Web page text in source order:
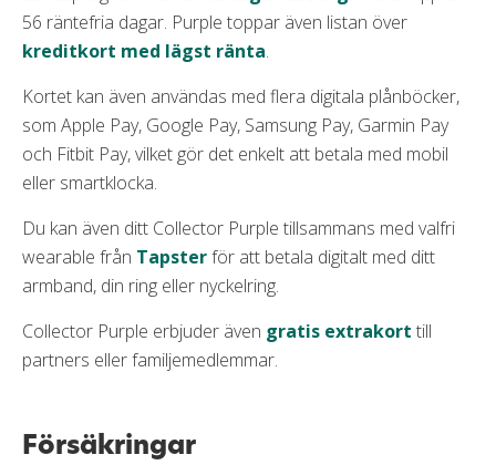
56 räntefria dagar. Purple toppar även listan över
kreditkort med lägst ränta.
Kortet kan även användas med flera digitala plånböcker,
som Apple Pay, Google Pay, Samsung Pay, Garmin Pay
och Fitbit Pay, vilket gör det enkelt att betala med mobil
eller smartklocka.
Du kan även ditt Collector Purple tillsammans med valfri
wearable från Tapsterför att betala digitalt med ditt
armband, din ring eller nyckelring.
Collector Purple erbjuder även gratis extrakort till
partners eller familjemedlemmar.
Försäkringar